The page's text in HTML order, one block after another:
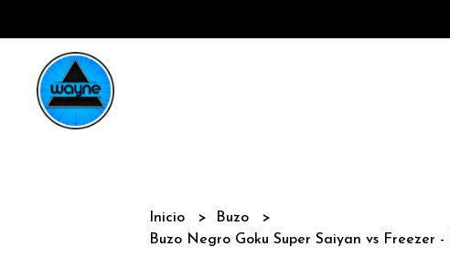
Inicio
Buzo
Buzo Negro Goku Super Saiyan vs Freezer